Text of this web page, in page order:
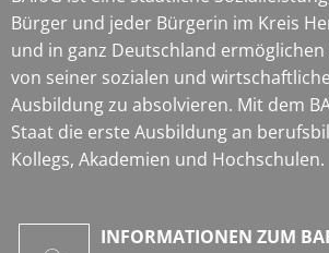
Bürger und jeder Bürgerin im Kreis
und in ganz Deutschland
von seiner sozialen und
Ausbildung zu absolvieren. Mit dem
Staat die erste Ausbildung an
Kollegs, Akademien und Hochschulen.
INFORMATIONEN ZUM